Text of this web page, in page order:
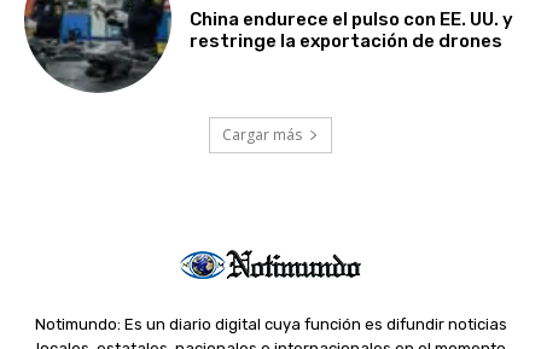
China endurece el pulso con EE. UU. y
restringe la exportación de drones
Cargar más
Notimundo: Es un diario digital cuya función es difundir noticias